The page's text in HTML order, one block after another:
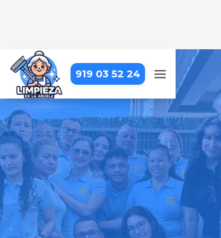
919 03 52 24
LIMPIEZA A DOMICILIO EN
VILLAMANTILLA
Tu hogar siempre estará impecable
con nosotros – profesionales de
confianza que cuidan cada detalle
Pide tu presupuesto gratis